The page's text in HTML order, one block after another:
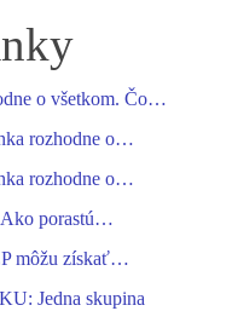
re
o všetkom. Čo…
rozhodne o…
rozhodne o…
Ako porastú…
môžu získať…
Jedna skupina